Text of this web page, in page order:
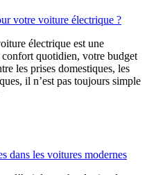
votre voiture électrique ?
électrique est une
quotidien, votre budget
les prises domestiques, les
il n’est pas toujours simple
dans les voitures modernes